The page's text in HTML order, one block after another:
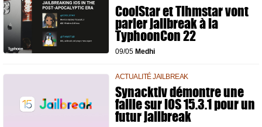
CoolStar et Tihmstar vont
parler jailbreak à la
TyphoonCon 22
09/05 Medhi
ACTUALITÉ JAILBREAK
Synacktiv démontre une
faille sur iOS 15.3.1 pour un
futur jailbreak